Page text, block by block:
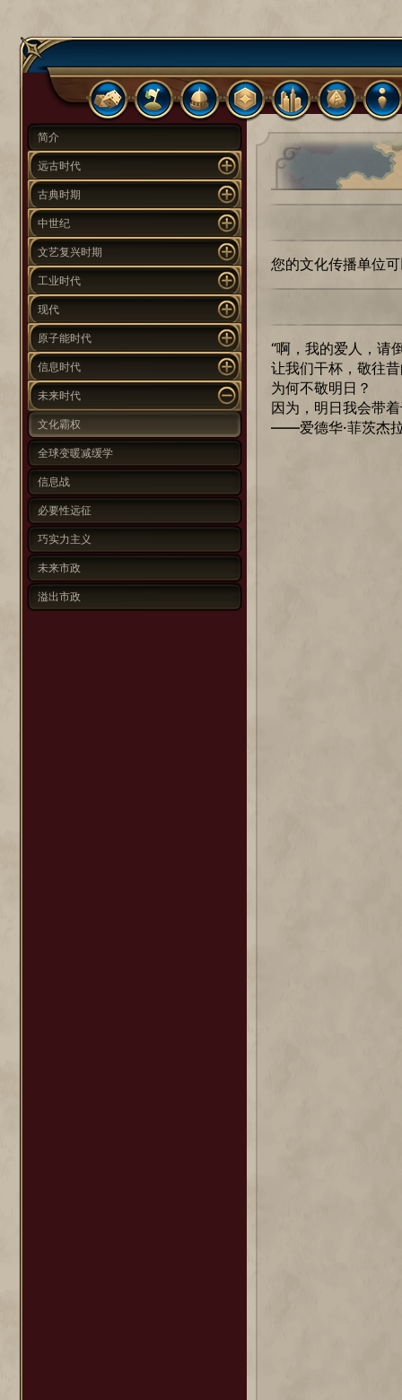
简介
远古时代
古典时期
中世纪
文艺复兴时期
工业时代
现代
原子能时代
信息时代
未来时代
文化霸权
全球变暖减缓学
信息战
必要性远征
巧实力主义
未来市政
溢出市政
您的文化传播单位
“啊，我的爱人，请
让我们干杯，敬往
为何不敬明日？
因为，明日我会带
——爱德华·菲茨杰